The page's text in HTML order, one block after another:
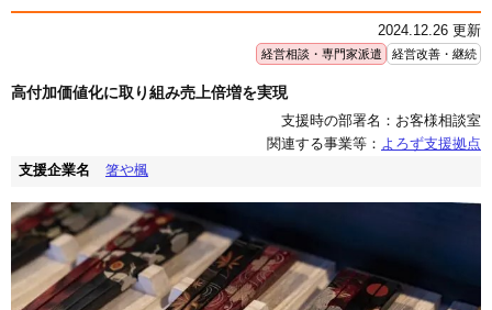
2024.12.26 更新
経営相談・専門家派遣 経営改善・継続
高付加価値化に取り組み売上倍増を実現
支援時の部署名：お客様相談室
関連する事業等： よろず支援拠点
支援企業名
箸や楓